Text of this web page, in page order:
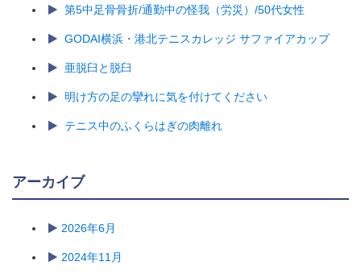
第5中足骨骨折/通勤中の怪我（労災）/50代女性
GODAI横浜・港北テニスカレッジ サファイアカップ
亜脱臼と脱臼
明け方の足の攣れに気を付けてください
テニス中のふくらはぎの肉離れ
アーカイブ
2026年6月
2024年11月